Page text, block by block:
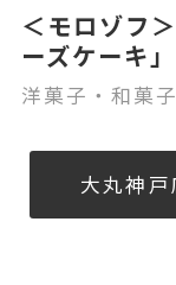
＜モロゾフ
ーズケーキ
洋菓子・和菓子
大丸神